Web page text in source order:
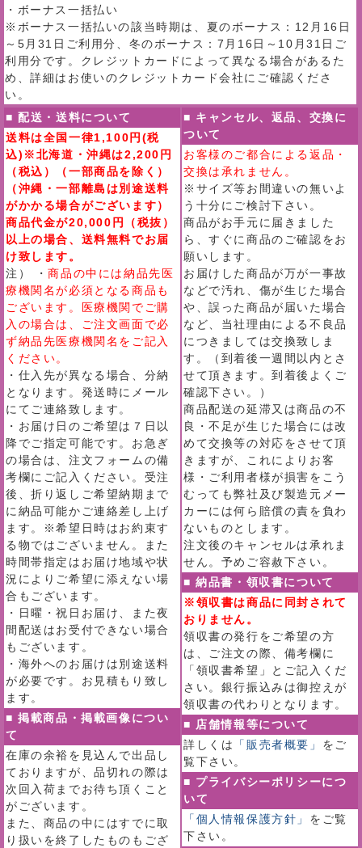
・ボーナス一括払い
※ボーナス一括払いの該当時期は、夏のボーナス：12月16日
～5月31日ご利用分、冬のボーナス：7月16日～10月31日ご
利用分です。クレジットカードによって異なる場合があるた
め、詳細はお使いのクレジットカード会社にご確認くださ
い。
■ 配送・送料について
送料は全国一律1,100円(税
込)※北海道・沖縄は2,200円
（税込）（一部商品を除く）
（沖縄・一部離島は別途送料
がかかる場合がございます）
商品代金が20,000円（税抜）
以上の場合、送料無料でお届
け致します。
注） ・商品の中には納品先医
療機関名が必須となる商品も
ございます。医療機関でご購
入の場合は、ご注文画面で必
ず納品先医療機関名をご記入
ください。
・仕入先が異なる場合、分納
となります。発送時にメール
にてご連絡致します。
・お届け日のご希望は７日以
降でご指定可能です。お急ぎ
の場合は、注文フォームの備
考欄にご記入ください。受注
後、折り返しご希望納期まで
に納品可能かご連絡差し上げ
ます。※希望日時はお約束す
る物ではございません。また
時間帯指定はお届け地域や状
況によりご希望に添えない場
合もございます。
・日曜・祝日お届け、また夜
間配送はお受付できない場合
もございます。
・海外へのお届けは別途送料
が必要です。お見積もり致し
ます。
■ 掲載商品・掲載画像につい
て
在庫の余裕を見込んで出品し
ておりますが、品切れの際は
次回入荷までお待ち頂くこと
がございます。
また、商品の中にはすでに取
り扱いを終了したものもござ
■ キャンセル、返品、交換に
ついて
お客様のご都合による返品・
交換は承れません。
※サイズ等お間違いの無いよ
う十分にご検討下さい。
商品がお手元に届きました
ら、すぐに商品のご確認をお
願いします。
お届けした商品が万が一事故
などで汚れ、傷が生じた場合
や、誤った商品が届いた場合
など、当社理由による不良品
につきましては交換致しま
す。（到着後一週間以内とさ
せて頂きます。到着後よくご
確認下さい。）
商品配送の延滞又は商品の不
良・不足が生じた場合には改
めて交換等の対応をさせて頂
きますが、これによりお客
様・ご利用者様が損害をこう
むっても弊社及び製造元メー
カーには何ら賠償の責を負わ
ないものとします。
注文後のキャンセルは承れま
せん。予めご容赦下さい。
■ 納品書・領収書について
※領収書は商品に同封されて
おりません。
領収書の発行をご希望の方
は、ご注文の際、備考欄に
「領収書希望」とご記入くだ
さい。銀行振込みは御控えが
領収書の代わりとなります。
■ 店舗情報等について
詳しくは
「販売者概要」 をご
覧下さい。
■ プライバシーポリシーにつ
いて
「個人情報保護方針」 をご覧
下さい。